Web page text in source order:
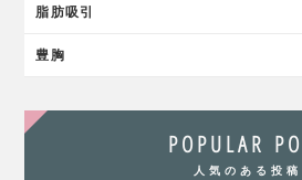
脂肪吸引
豊胸
POPULAR
人気のある投稿